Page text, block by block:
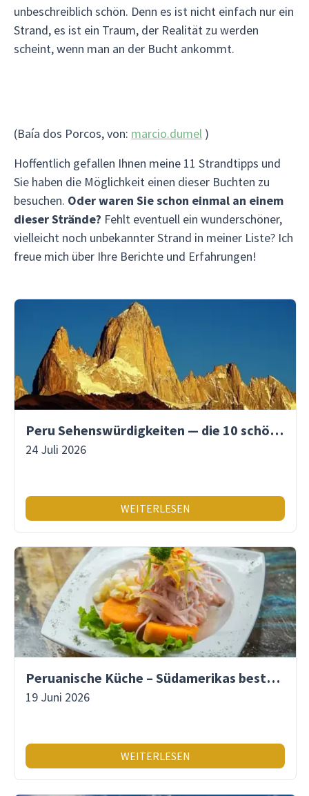
unbeschreiblich schön. Denn es ist nicht einfach nur ein
Strand, es ist ein Traum, der Realität zu werden
scheint, wenn man an der Bucht ankommt.
(Baía dos Porcos, von: marcio.dumel )
Hoffentlich gefallen Ihnen meine 11 Strandtipps und
Sie haben die Möglichkeit einen dieser Buchten zu
besuchen. Oder waren Sie schon einmal an einem
dieser Strände? Fehlt eventuell ein wunderschöner,
vielleicht noch unbekannter Strand in meiner Liste? Ich
freue mich über Ihre Berichte und Erfahrungen!
Peru Sehenswürdigkeiten — die 10 schönsten Orte
24 Juli 2026
WEITERLESEN
Peruanische Küche – Südamerikas beste Gastronomie
19 Juni 2026
WEITERLESEN